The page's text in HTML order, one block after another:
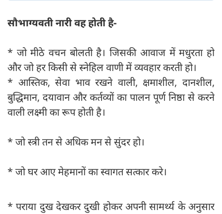
सौभाग्यवती नारी वह होती है-
* जो मीठे वचन बोलती है। जिसकी आवाज में मधुरता हो
और जो हर किसी से स्नेहिल वाणी में व्यवहार करती हो।
* आस्तिक, सेवा भाव रखने वाली, क्षमाशील, दानशील,
बुद्धिमान, दयावान और कर्तव्यों का पालन पूर्ण निष्ठा से करने
वाली लक्ष्मी का रूप होती है।
* जो स्त्री तन से अधिक मन से सुंदर हो।
* जो घर आए मेहमानों का स्वागत सत्कार करे।
* पराया दुख देखकर दुखी होकर अपनी सामर्थ्य के अनुसार